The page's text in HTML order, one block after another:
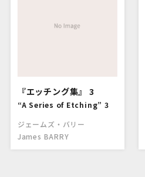
『エッチング集』 3
“A Series of Etching” 3
ジェームズ・バリー
James BARRY